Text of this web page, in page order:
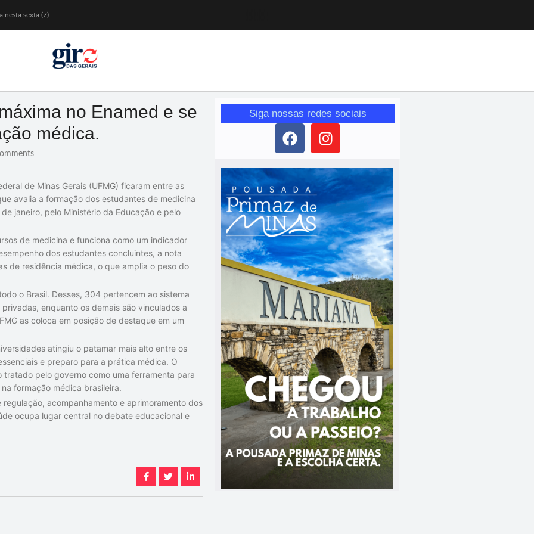
nesta sexta (7)
no Enamed e se
médica.
de Minas Gerais (UFMG) ficaram entre as
avalia a formação dos estudantes de medicina
janeiro, pelo Ministério da Educação e pelo
de medicina e funciona como um indicador
dos estudantes concluintes, a nota
de residência médica, o que amplia o peso do
o Brasil. Desses, 304 pertencem ao sistema
enquanto os demais são vinculados a
as coloca em posição de destaque em um
atingiu o patamar mais alto entre os
e preparo para a prática médica. O
pelo governo como uma ferramenta para
formação médica brasileira.
acompanhamento e aprimoramento dos
ocupa lugar central no debate educacional e
Siga nossas redes sociais